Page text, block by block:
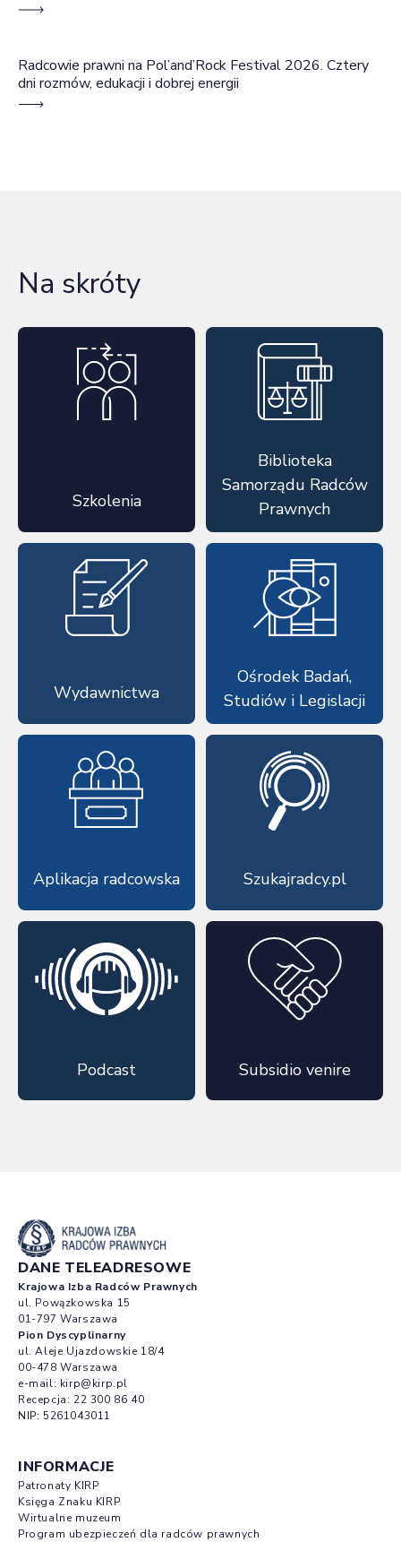
Radcowie prawni na Pol’and’Rock Festival 2026. Cztery
dni rozmów, edukacji i dobrej energii
Na skróty
Szkolenia
Biblioteka
Samorządu Radców
Prawnych
Wydawnictwa
Ośrodek Badań,
Studiów i Legislacji
Aplikacja radcowska Szukajradcy.pl
Podcast Subsidio venire
DANE TELEADRESOWE
Krajowa Izba Radców Prawnych
ul. Powązkowska 15
01-797 Warszawa
Pion Dyscyplinarny
ul. Aleje Ujazdowskie 18/4
00-478 Warszawa
e-mail: kirp@kirp.pl
Recepcja: 22 300 86 40
NIP: 5261043011
INFORMACJE
Patronaty KIRP
Księga Znaku KIRP
Wirtualne muzeum
Program ubezpieczeń dla radców prawnych